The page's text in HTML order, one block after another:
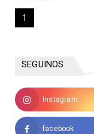
1
SEGUINOS
Instagram
facebook